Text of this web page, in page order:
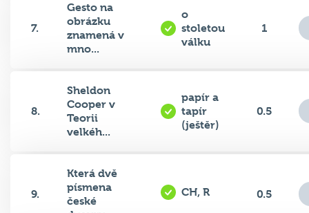
7.
Gesto na
obrázku
znamená v
mno...
o
stoletou
válku
1
8.
Sheldon
Cooper v
Teorii
velkéh...
papír a
tapír
(ještěr)
0.5
9.
Která dvě
písmena
české
CH, R 0.5